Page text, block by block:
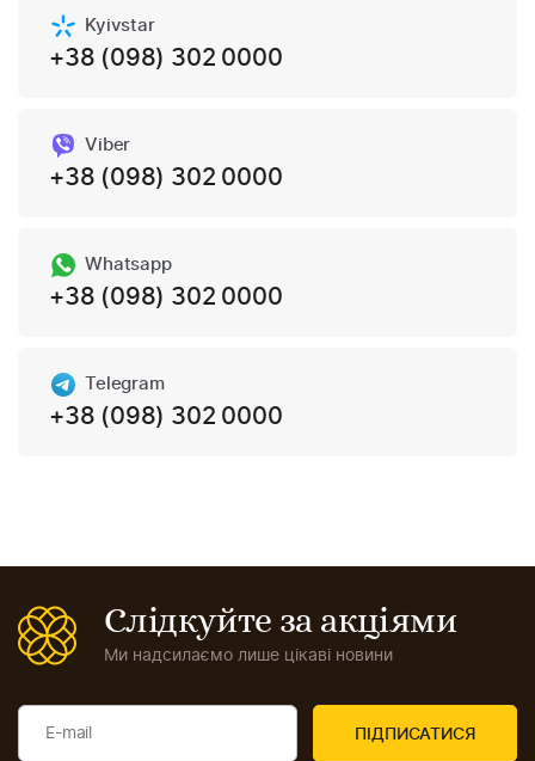
Kyivstar
+38 (098) 302 0000
Viber
+38 (098) 302 0000
Whatsapp
+38 (098) 302 0000
Telegram
+38 (098) 302 0000
Слідкуйте за акціями
Ми надсилаємо лише цікаві новини